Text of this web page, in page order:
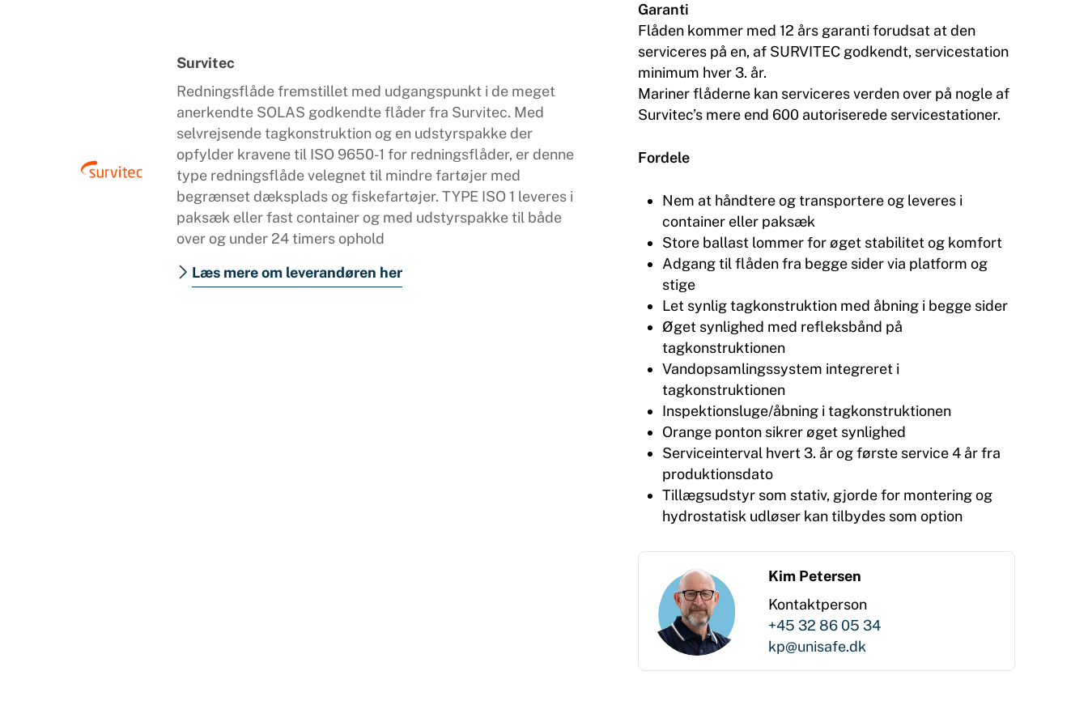
Survitec
Redningsflåde fremstillet med udgangspunkt i de meget
anerkendte SOLAS godkendte flåder fra Survitec. Med
selvrejsende tagkonstruktion og en udstyrspakke der
opfylder kravene til ISO 9650-1 for redningsflåder, er denne
type redningsflåde velegnet til mindre fartøjer med
begrænset dæksplads og fiskefartøjer. TYPE ISO 1 leveres i
paksæk eller fast container og med udstyrspakke til både
over og under 24 timers ophold
Læs mere om leverandøren her
Garanti
Flåden kommer med 12 års garanti forudsat at den
serviceres på en, af SURVITEC godkendt, servicestation
minimum hver 3. år.
Mariner flåderne kan serviceres verden over på nogle af
Survitec’s mere end 600 autoriserede servicestationer.
Fordele
Nem at håndtere og transportere og leveres i
container eller paksæk
Store ballast lommer for øget stabilitet og komfort
Adgang til flåden fra begge sider via platform og
stige
Let synlig tagkonstruktion med åbning i begge sider
Øget synlighed med refleksbånd på
tagkonstruktionen
Vandopsamlingssystem integreret i
tagkonstruktionen
Inspektionsluge/åbning i tagkonstruktionen
Orange ponton sikrer øget synlighed
Serviceinterval hvert 3. år og første service 4 år fra
produktionsdato
Tillægsudstyr som stativ, gjorde for montering og
hydrostatisk udløser kan tilbydes som option
Kim Petersen
Kontaktperson
+45 32 86 05 34
kp@unisafe.dk